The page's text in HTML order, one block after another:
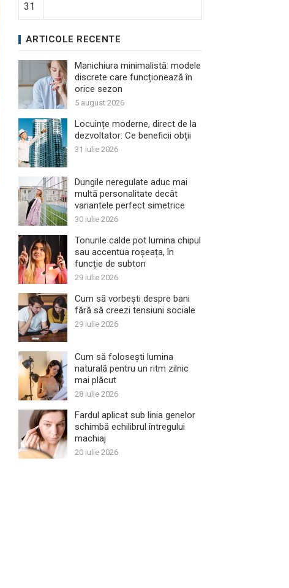
31
ARTICOLE RECENTE
Manichiura minimalistă: modele
discrete care funcționează în
orice sezon
5 august 2026
Locuințe moderne, direct de la
dezvoltator: Ce beneficii obții
31 iulie 2026
Dungile neregulate aduc mai
multă personalitate decât
variantele perfect simetrice
30 iulie 2026
Tonurile calde pot lumina chipul
sau accentua roșeața, în
funcție de subton
29 iulie 2026
Cum să vorbești despre bani
fără să creezi tensiuni sociale
29 iulie 2026
Cum să folosești lumina
naturală pentru un ritm zilnic
mai plăcut
28 iulie 2026
Fardul aplicat sub linia genelor
schimbă echilibrul întregului
machiaj
20 iulie 2026